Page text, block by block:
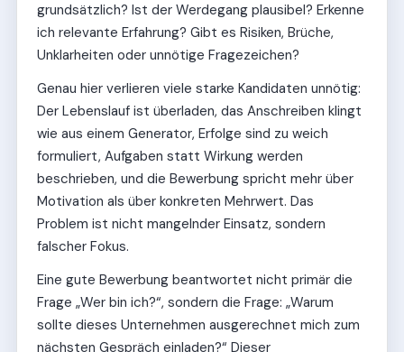
grundsätzlich? Ist der Werdegang plausibel? Erkenne
ich relevante Erfahrung? Gibt es Risiken, Brüche,
Unklarheiten oder unnötige Fragezeichen?
Genau hier verlieren viele starke Kandidaten unnötig:
Der Lebenslauf ist überladen, das Anschreiben klingt
wie aus einem Generator, Erfolge sind zu weich
formuliert, Aufgaben statt Wirkung werden
beschrieben, und die Bewerbung spricht mehr über
Motivation als über konkreten Mehrwert. Das
Problem ist nicht mangelnder Einsatz, sondern
falscher Fokus.
Eine gute Bewerbung beantwortet nicht primär die
Frage „Wer bin ich?“, sondern die Frage: „Warum
sollte dieses Unternehmen ausgerechnet mich zum
nächsten Gespräch einladen?“ Dieser